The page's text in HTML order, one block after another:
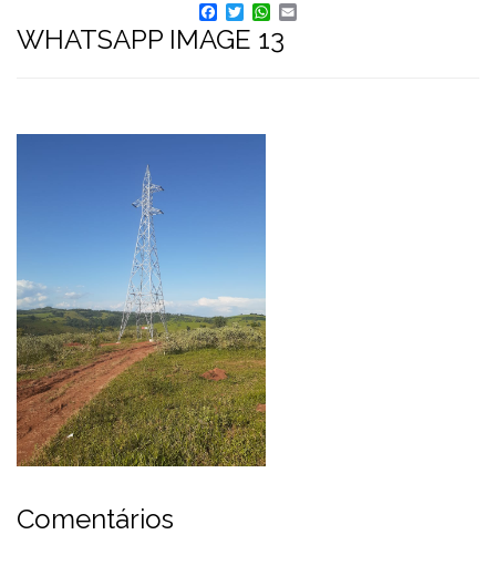
Facebook
TwitterWhatsApp
WHATSAPP IMAGE 13
Comentários